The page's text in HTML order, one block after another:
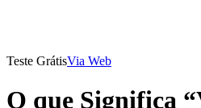
Teste GrátisVia Web
O que Significa